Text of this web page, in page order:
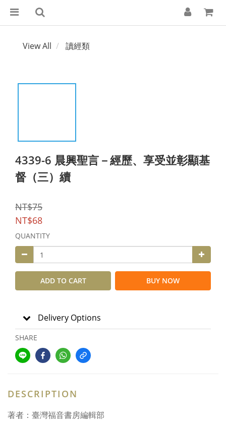
View All 讀經類
4339-6 晨興聖言－經歷、享受並彰顯基
督（三）續
NT$75
NT$68
QUANTITY
ADD TO CART BUY NOW
Delivery Options
SHARE
DESCRIPTION
著者：臺灣福音書房編輯部